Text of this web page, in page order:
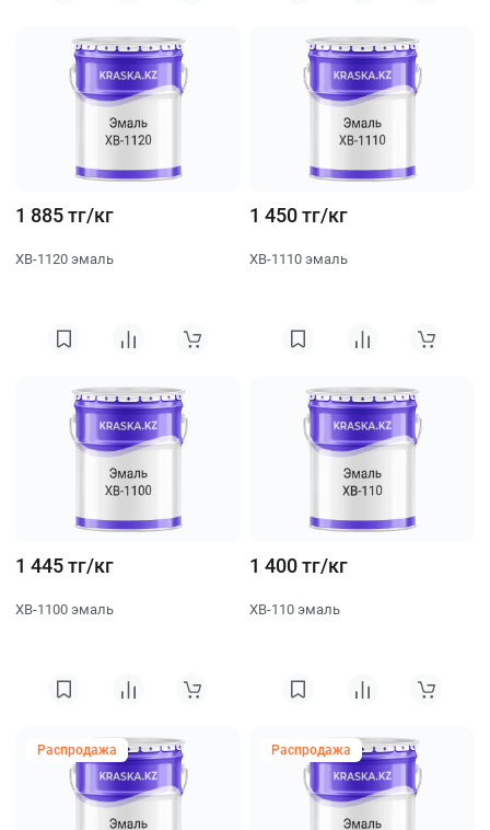
1 885 тг/кг
ХВ-1120 эмаль
1 450 тг/кг
ХВ-1110 эмаль
1 445 тг/кг
ХВ-1100 эмаль
1 400 тг/кг
ХВ-110 эмаль
Распродажа Распродажа